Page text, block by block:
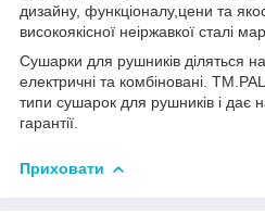
дизайну, функціоналу,цени та
високоякісної неіржавкої сталі
Сушарки для рушників діляться
електричні та комбіновані.
типи сушарок для рушників і дає
гарантії.
Приховати